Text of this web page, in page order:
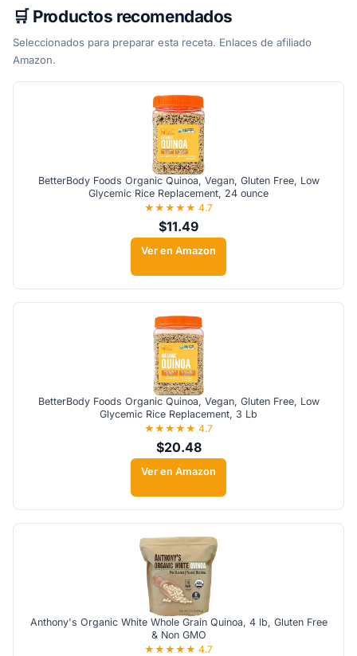
🛒 Productos recomendados
Seleccionados para preparar esta receta. Enlaces de afiliado
Amazon.
BetterBody Foods Organic Quinoa, Vegan, Gluten Free, Low
Glycemic Rice Replacement, 24 ounce
★★★★★ 4.7
$11.49
Ver en Amazon
BetterBody Foods Organic Quinoa, Vegan, Gluten Free, Low
Glycemic Rice Replacement, 3 Lb
★★★★★ 4.7
$20.48
Ver en Amazon
Anthony's Organic White Whole Grain Quinoa, 4 lb, Gluten Free
& Non GMO
★★★★★ 4.7